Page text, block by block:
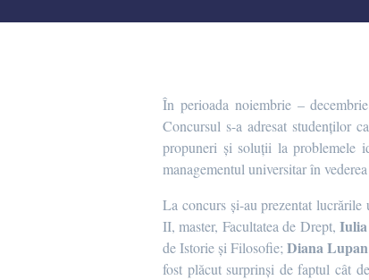
În perioada noiembrie –
Concursul s-a adresat studenților
propuneri și soluții la problemele
managementul universitar în
La concurs și-au prezentat
II, master, Facultatea de Drept,
de Istorie și Filosofie; Diana Lupan
fost plăcut surprinși de faptul cât